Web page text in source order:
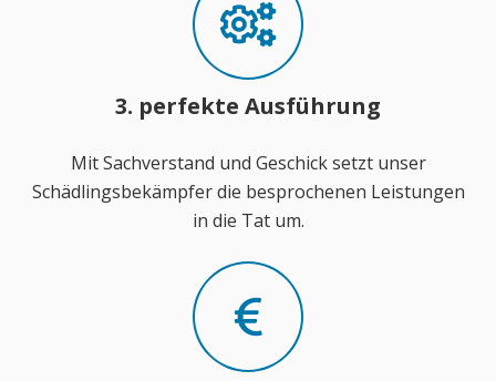
3. perfekte Ausführung
Mit Sachverstand und Geschick setzt unser
Schädlingsbekämpfer die besprochenen Leistungen
in die Tat um.